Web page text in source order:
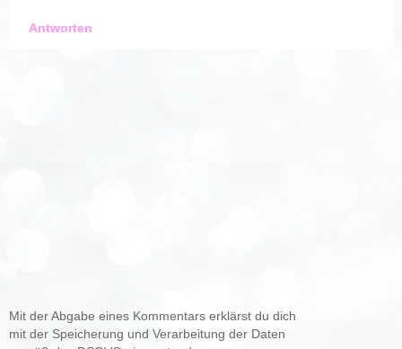
Antworten
Mit der Abgabe eines Kommentars erklärst du dich
mit der Speicherung und Verarbeitung der Daten